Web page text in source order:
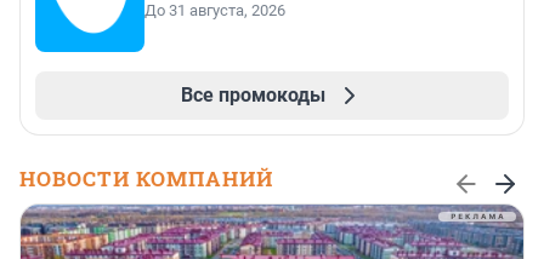
До 31 августа, 2026
Все промокоды
НОВОСТИ КОМПАНИЙ